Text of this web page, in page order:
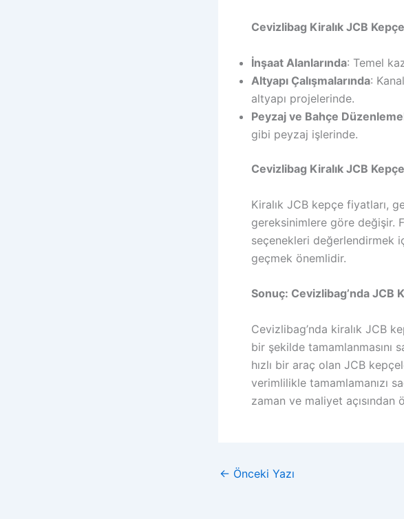
Cevizlibag Kiralık JCB
İnşaat Alanlarında: Temel
Altyapı Çalışmalarında:
altyapı projelerinde.
Peyzaj ve Bahçe
gibi peyzaj işlerinde.
Cevizlibag Kiralık JCB
Kiralık JCB kepçe fiyatları,
gereksinimlere göre değişir.
seçenekleri değerlendirmek
geçmek önemlidir.
Sonuç: Cevizlibag’nda JCB
Cevizlibag’nda kiralık JCB
bir şekilde
hızlı bir araç olan JCB
verimlilikle tamamlamanızı
zaman ve maliyet
← Önceki Yazı